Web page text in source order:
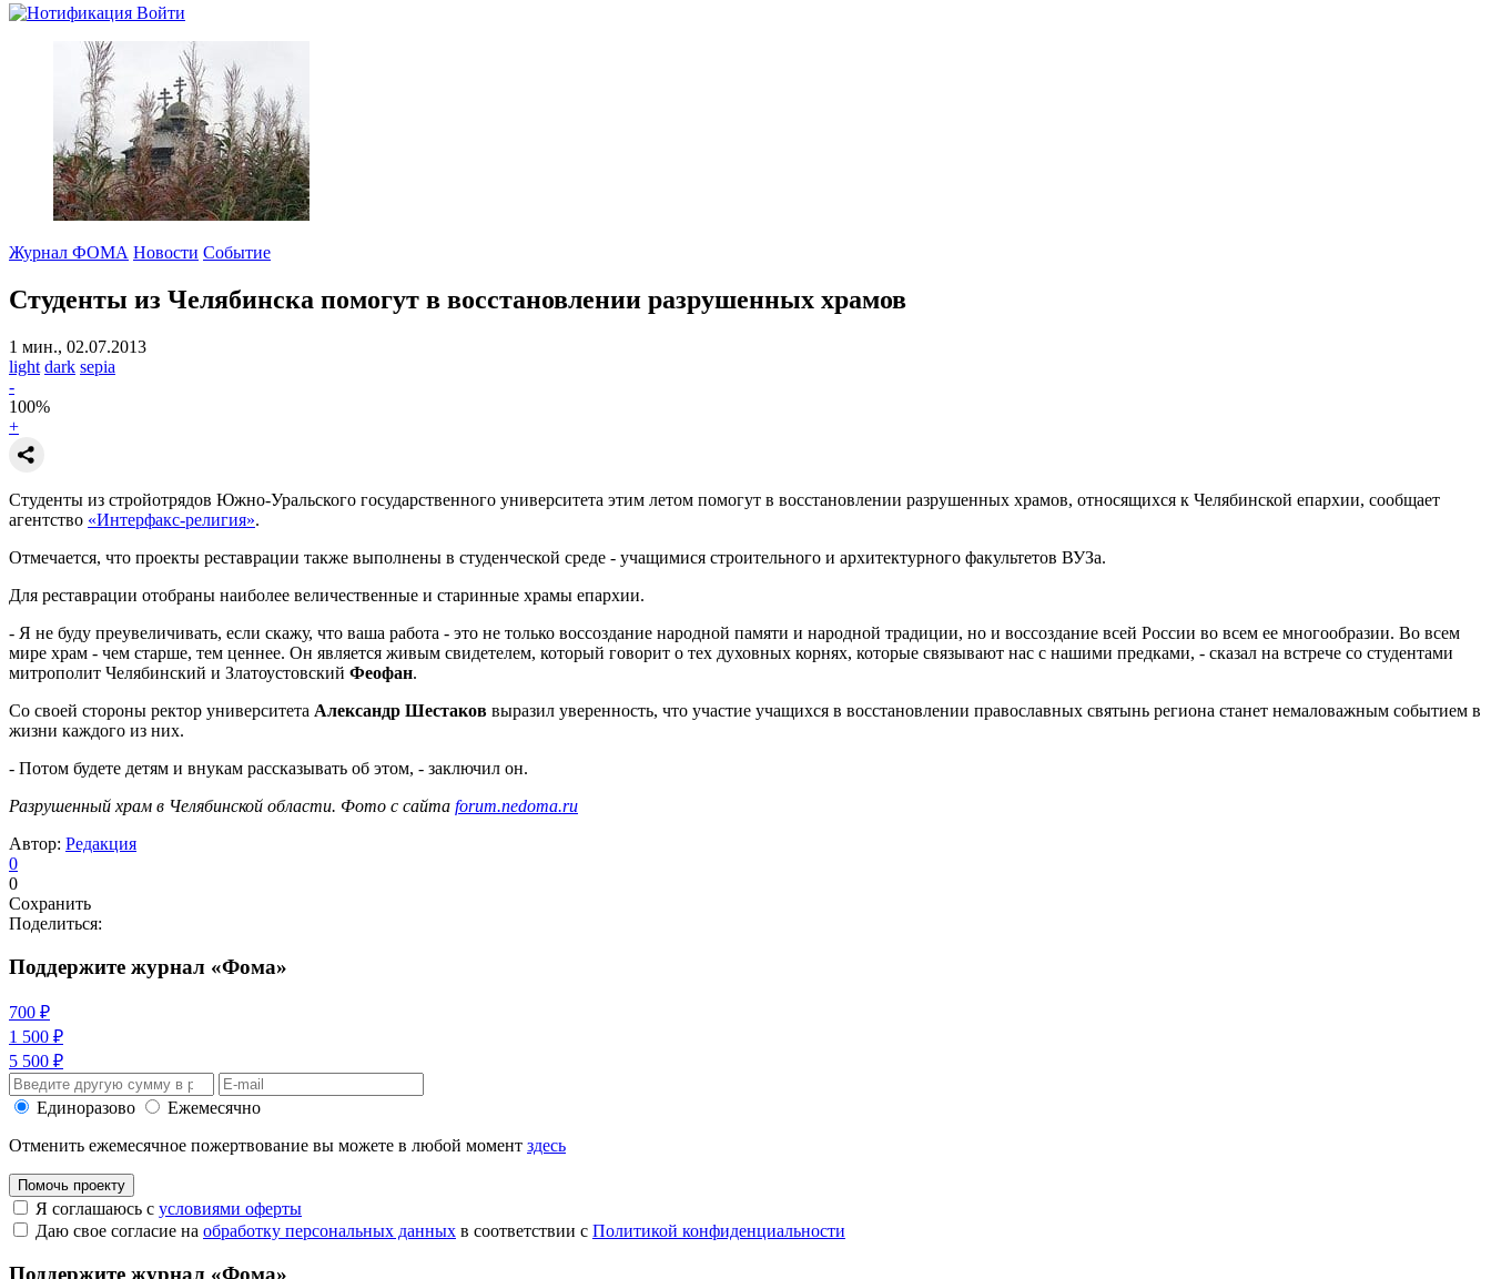
Войти
Журнал ФОМА Новости Событие
Студенты из Челябинска помогут в восстановлении разрушенных храмов
1 мин., 02.07.2013
light dark sepia
-
100%
+
Студенты из стройотрядов Южно-Уральского государственного университета этим летом помогут в восстановлении разрушенных храмов, относящихся к Челябинской епархии, сообщает
агентство «Интерфакс-религия».
Отмечается, что проекты реставрации также выполнены в студенческой среде - учащимися строительного и архитектурного факультетов ВУЗа.
Для реставрации отобраны наиболее величественные и старинные храмы епархии.
- Я не буду преувеличивать, если скажу, что ваша работа - это не только воссоздание народной памяти и народной традиции, но и воссоздание всей России во всем ее многообразии. Во всем
мире храм - чем старше, тем ценнее. Он является живым свидетелем, который говорит о тех духовных корнях, которые связывают нас с нашими предками, - сказал на встрече со студентами
митрополит Челябинский и Златоустовский Феофан.
Со своей стороны ректор университета Александр Шестаков выразил уверенность, что участие учащихся в восстановлении православных святынь региона станет немаловажным событием в
жизни каждого из них.
- Потом будете детям и внукам рассказывать об этом, - заключил он.
Разрушенный храм в Челябинской области. Фото с сайта forum.nedoma.ru
Автор: Редакция
0
0
Сохранить
Поделиться:
Поддержите журнал «Фома»
700 ₽
1 500 ₽
5 500 ₽
Единоразово
Ежемесячно
Отменить ежемесячное пожертвование вы можете в любой момент здесь
Помочь проекту
Я соглашаюсь с условиями оферты
Даю свое согласие на обработку персональных данных в соответствии с Политикой конфиденциальности
Поддержите журнал «Фома»